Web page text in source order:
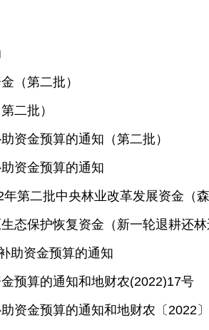
（第二批）
二批）
资金预算的通知（第二批）
资金预算的通知
第二批中央林业改革发展资金（
态保护恢复资金（新一轮退耕还
助资金预算的通知
预算的通知和地财农(2022)17号
资金预算的通知和地财农〔2022